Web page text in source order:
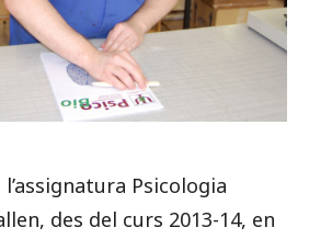
Psicologia
des del curs 2013-14, en